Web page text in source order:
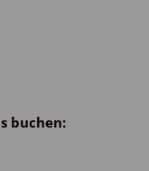
buchen: